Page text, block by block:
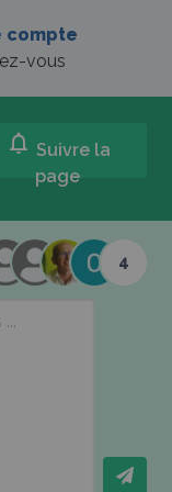
compte
vous
notifications Suivre la
page
4